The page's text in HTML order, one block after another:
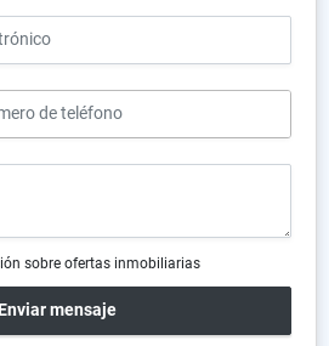
sobre ofertas inmobiliarias
Enviar mensaje